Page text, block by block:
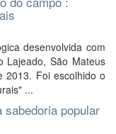
desenvolvida com
Lajeado, São Mateus
2013. Foi escolhido o
...
popular